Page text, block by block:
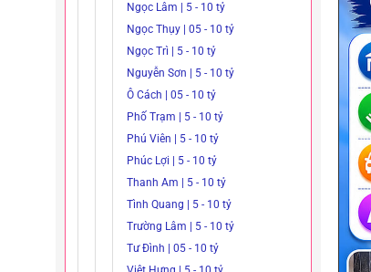
Ngọc Lâm | 5 - 10 tỷ
Ngọc Thụy | 05 - 10 tỷ
Ngọc Trì | 5 - 10 tỷ
Nguyễn Sơn | 5 - 10 tỷ
Ô Cách | 05 - 10 tỷ
Phố Trạm | 5 - 10 tỷ
Phú Viên | 5 - 10 tỷ
Phúc Lợi | 5 - 10 tỷ
Thanh Am | 5 - 10 tỷ
Tình Quang | 5 - 10 tỷ
Trường Lâm | 5 - 10 tỷ
Tư Đình | 05 - 10 tỷ